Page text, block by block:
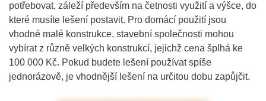
potřebovat, záleží především na četnosti využití a výšce, do
které musíte lešení postavit. Pro domácí použití jsou
vhodné malé konstrukce, stavební společnosti mohou
vybírat z různě velkých konstrukcí, jejichž cena šplhá ke
100 000 Kč. Pokud budete lešení používat spíše
jednorázově, je vhodnější lešení na určitou dobu zapůjčit.